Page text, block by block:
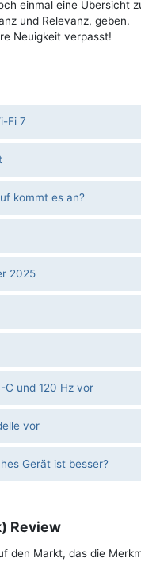
einmal eine Übersicht
und Relevanz, geben.
Neuigkeit verpasst!
Fi 7
kommt es an?
2025
C und 120 Hz vor
vor
Gerät ist besser?
Review
den Markt, das die